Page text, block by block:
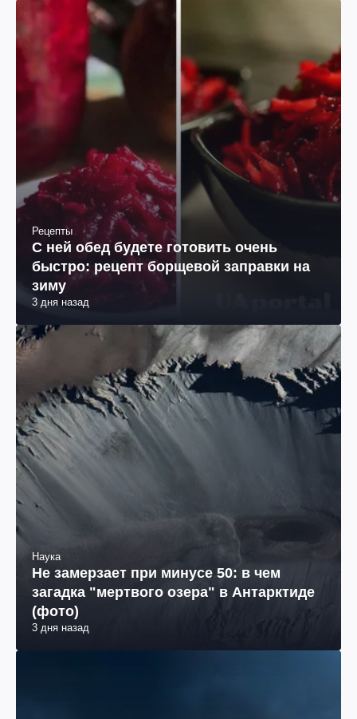
Рецепты
С ней обед будете готовить очень
быстро: рецепт борщевой заправки на
зиму
3 дня назад
Наука
Не замерзает при минусе 50: в чем
загадка "мертвого озера" в Антарктиде
(фото)
3 дня назад